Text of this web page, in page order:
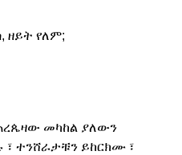
የለም;
መካከል ያለውን
፣ ተንሸራታቹን ይከርክሙ ፣